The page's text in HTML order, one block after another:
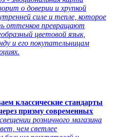
о доверии и хрупкой
силе и тепле, которое
оттенков превращают
цветовой язык,
и его покупательницам
классические стандарты
призму современных
розничного магазина
чем светлее